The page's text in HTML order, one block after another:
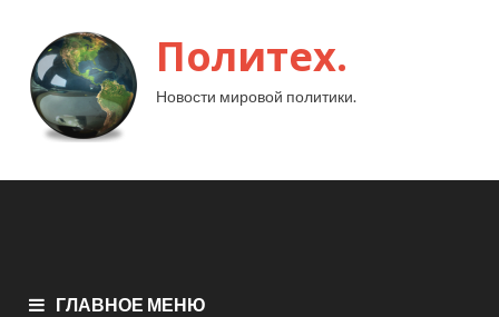
Политех.
Новости мировой политики.
ГЛАВНОЕ МЕНЮ